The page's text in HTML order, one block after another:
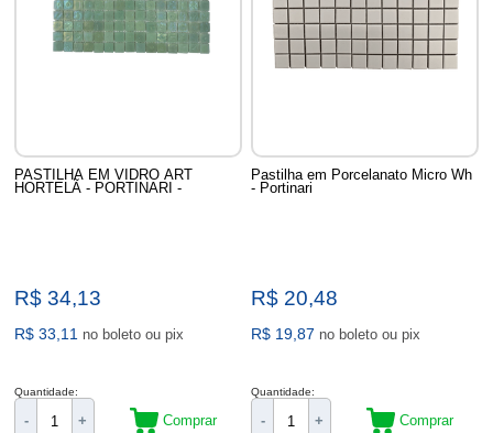
PASTILHA EM VIDRO ART
HORTELÃ - PORTINARI -
R$ 34,13
R$ 33,11 no boleto ou pix
Quantidade:
- + Comprar
Pastilha em Porcelanato Micro Wh
- Portinari
R$ 20,48
R$ 19,87 no boleto ou pix
Quantidade:
- + Comprar